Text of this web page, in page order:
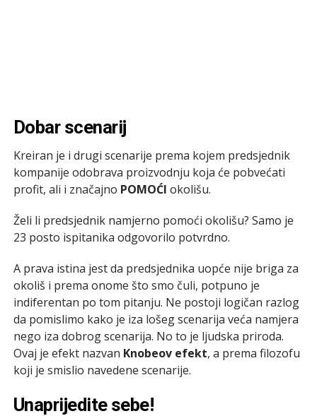
Dobar scenarij
Kreiran je i drugi scenarije prema kojem predsjednik
kompanije odobrava proizvodnju koja će pobvećati
profit, ali i značajno POMOĆI okolišu.
Želi li predsjednik namjerno pomoći okolišu? Samo je
23 posto ispitanika odgovorilo potvrdno.
A prava istina jest da predsjednika uopće nije briga za
okoliš i prema onome što smo čuli, potpuno je
indiferentan po tom pitanju. Ne postoji logičan razlog
da pomislimo kako je iza lošeg scenarija veća namjera
nego iza dobrog scenarija. No to je ljudska priroda.
Ovaj je efekt nazvan Knobeov efekt, a prema filozofu
koji je smislio navedene scenarije.
Unaprijedite sebe!